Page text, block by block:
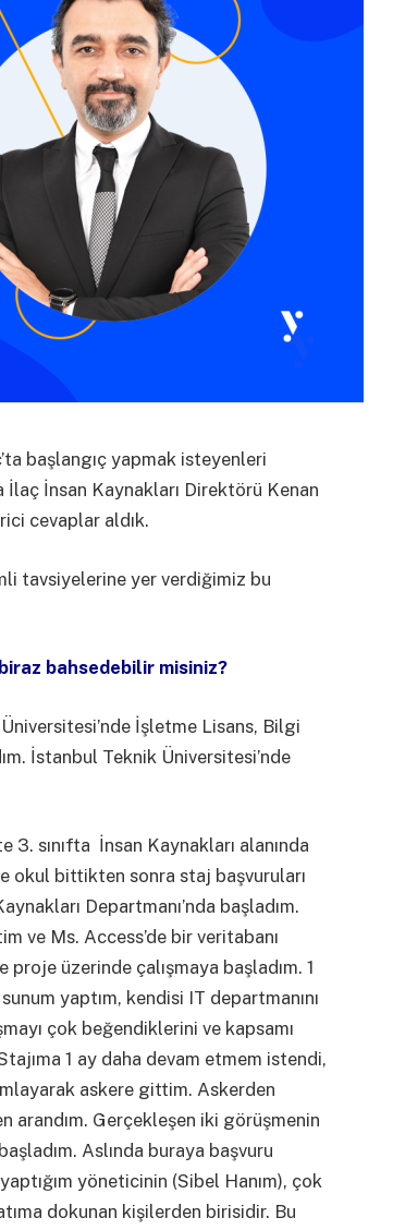
başlangıç yapmak isteyenleri
İlaç İnsan Kaynakları Direktörü Kenan
cevaplar aldık.
tavsiyelerine yer verdiğimiz bu
bahsedebilir misiniz?
İşletme Lisans, Bilgi
İstanbul Teknik Üniversitesi’nde
sınıfta İnsan Kaynakları alanında
okul bittikten sonra staj başvuruları
Departmanı’nda başladım.
ve Ms. Access’de bir veritabanı
üzerinde çalışmaya başladım. 1
yaptım, kendisi IT departmanını
çok beğendiklerini ve kapsamı
1 ay daha devam etmem istendi,
askere gittim. Askerden
arandım. Gerçekleşen iki görüşmenin
Aslında buraya başvuru
yöneticinin (Sibel Hanım), çok
dokunan kişilerden birisidir. Bu